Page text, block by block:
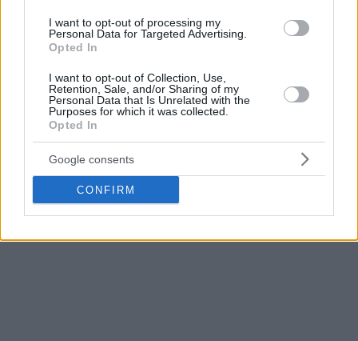
I want to opt-out of processing my
Personal Data for Targeted Advertising.
Opted In
I want to opt-out of Collection, Use,
Retention, Sale, and/or Sharing of my
Personal Data that Is Unrelated with the
Purposes for which it was collected.
Opted In
Google consents
CONFIRM